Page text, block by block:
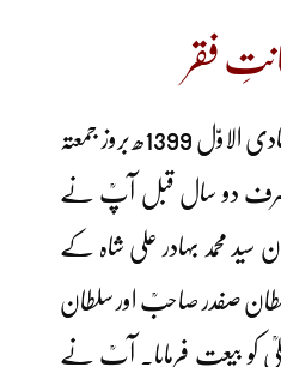
فقر
13 اپریل1979ء بمطابق 6 جمادی الاوّل 1399ھ بروز جمعتہ
صرف دو سال قبل آپؒ نے
محمد بہادر علی شاہ کے
صفدر صاحبؒ اور سلطان
کو بیعت فرمایا۔ آپؒ نے